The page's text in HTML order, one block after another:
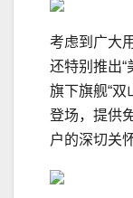
考虑到广大
还特别推出“
旗下旗舰“双
登场，提供
户的深切关怀